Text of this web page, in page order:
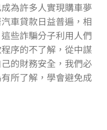
為許多人實現購車夢
車貸款日益普遍，相
些詐騙分子利用人們
序的不了解，從中謀
的財務安全，我們必
所了解，學會避免成